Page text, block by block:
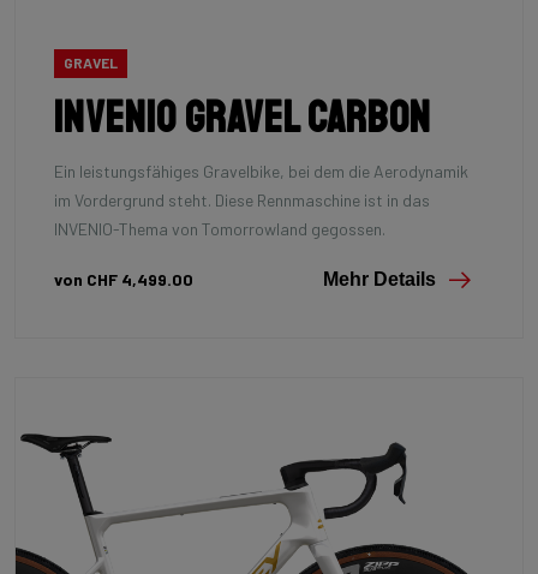
GRAVEL
Invenio Gravel Carbon
Ein leistungsfähiges Gravelbike, bei dem die Aerodynamik
im Vordergrund steht. Diese Rennmaschine ist in das
INVENIO-Thema von Tomorrowland gegossen.
von CHF 4,499.00 Mehr Details